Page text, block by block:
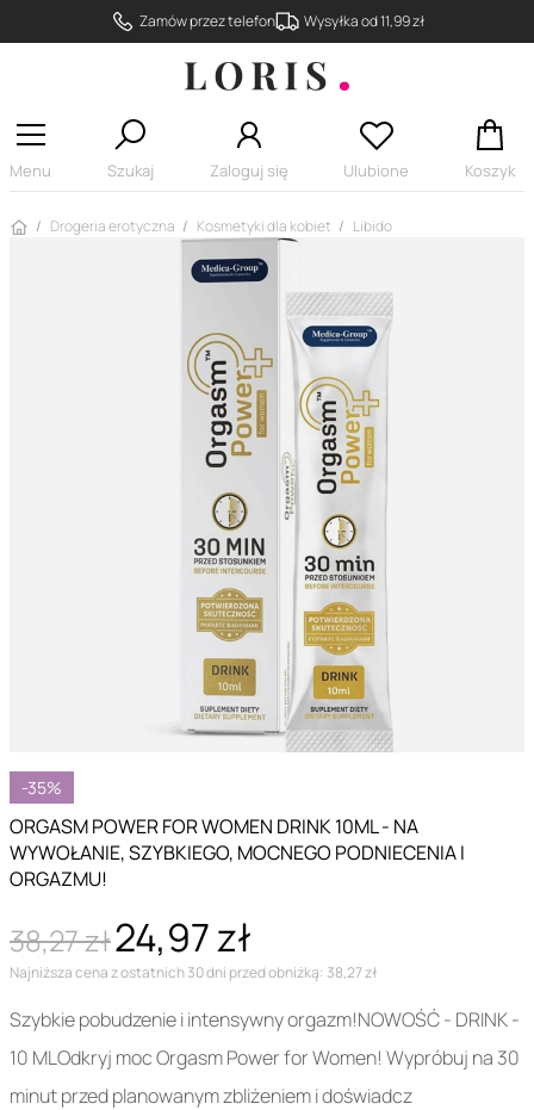
Zamów przez telefon Wysyłka od 11,99 zł
Menu Szukaj Zaloguj się Ulubione Koszyk
Strona główna
Drogeria erotyczna Kosmetyki dla kobiet Libido
-35%
ORGASM POWER FOR WOMEN DRINK 10ML - NA
WYWOŁANIE, SZYBKIEGO, MOCNEGO PODNIECENIA I
ORGAZMU!
38,27 zł24,97 zł
Najniższa cena z ostatnich 30 dni przed obniżką: 38,27 zł
Szybkie pobudzenie i intensywny orgazm!NOWOŚĆ - DRINK -
10 MLOdkryj moc Orgasm Power for Women! Wypróbuj na 30
minut przed planowanym zbliżeniem i doświadcz